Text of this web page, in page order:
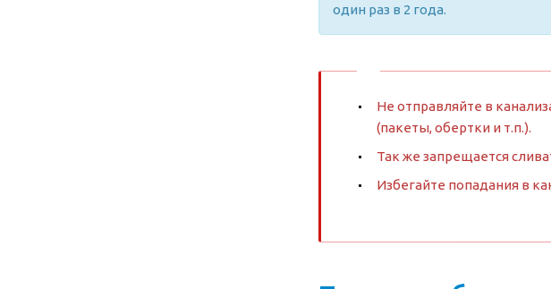
один раз в 2 года.
Не отправляйте в
(пакеты, обертки и т.п.).
Так же запрещается
Избегайте попадания в